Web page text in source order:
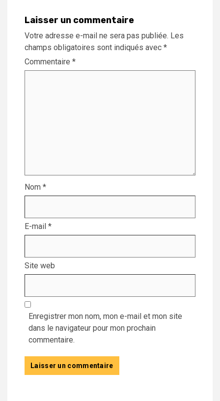
Laisser un commentaire
Votre adresse e-mail ne sera pas publiée. Les
champs obligatoires sont indiqués avec *
Commentaire *
Nom *
E-mail *
Site web
Enregistrer mon nom, mon e-mail et mon site
dans le navigateur pour mon prochain
commentaire.